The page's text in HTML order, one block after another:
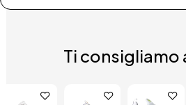
Ti consigliamo